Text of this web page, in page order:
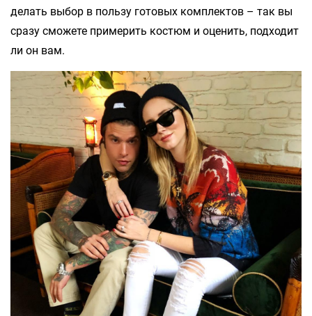
делать выбор в пользу готовых комплектов – так вы
сразу сможете примерить костюм и оценить, подходит
ли он вам.